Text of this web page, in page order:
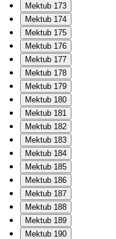
Mektub 173
Mektub 174
Mektub 175
Mektub 176
Mektub 177
Mektub 178
Mektub 179
Mektub 180
Mektub 181
Mektub 182
Mektub 183
Mektub 184
Mektub 185
Mektub 186
Mektub 187
Mektub 188
Mektub 189
Mektub 190